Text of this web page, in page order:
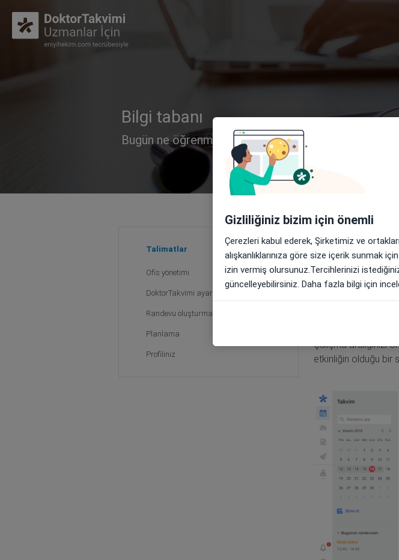
Bilgi tabanı
Bugün ne öğrenmek istersiniz?
Talimatlar
Ofis yönetimi
DoktorTakvimi ayarları
Randevu oluşturma
Planlama
Profiliniz
Randevu
Kaliteli bir takvim
sağlayabilmektir.
İstediğiniz bir güne
Çalışma
etkinliğin olduğu bir
Gizliliğiniz bizim için önemli
Çerezleri kabul ederek, Şirketimiz ve
alışkanlıklarınıza göre size içerik sunmak
izin vermiş olursunuz.Tercihlerinizi
güncelleyebilirsiniz. Daha fazla bilgi için